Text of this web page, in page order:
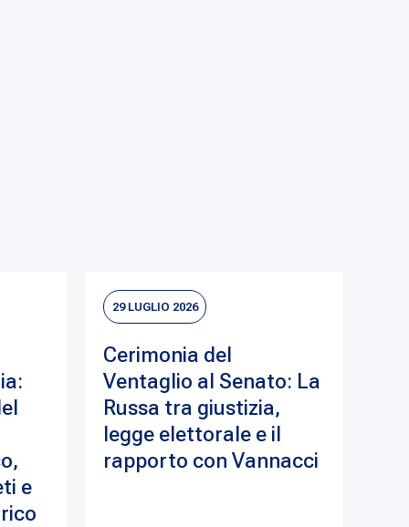
e
29 LUGLIO 2026
Cerimonia del
Ventaglio al Senato: La
Russa tra giustizia,
legge elettorale e il
rapporto con Vannacci